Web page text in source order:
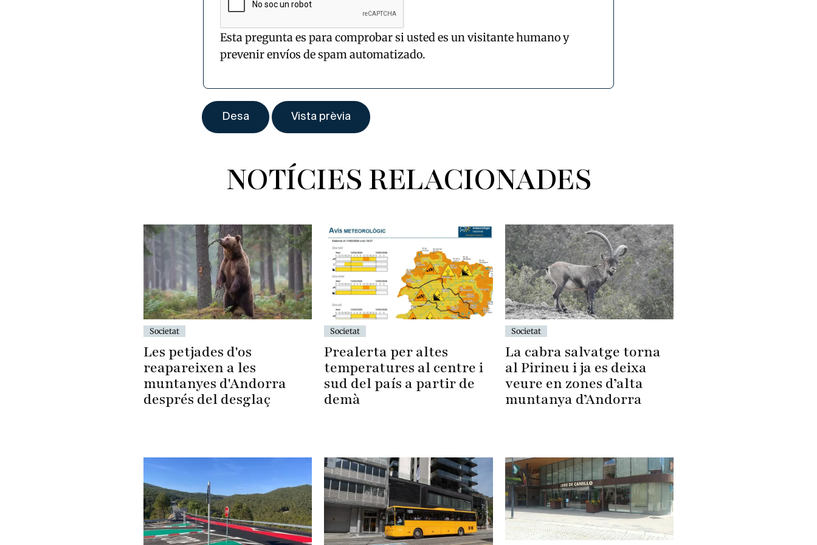
Esta pregunta es para comprobar si usted es un visitante humano y
prevenir envíos de spam automatizado.
NOTÍCIES RELACIONADES
Societat
Les petjades d'os
reapareixen a les
muntanyes d'Andorra
després del desglaç
Societat
Prealerta per altes
temperatures al centre i
sud del país a partir de
demà
Societat
La cabra salvatge torna
al Pirineu i ja es deixa
veure en zones d’alta
muntanya d’Andorra